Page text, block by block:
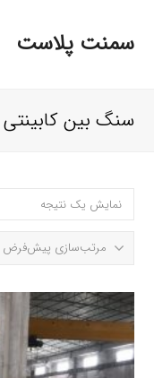
سمنت پلاست
سنگ بین کابینتی
نمایش یک نتیجه